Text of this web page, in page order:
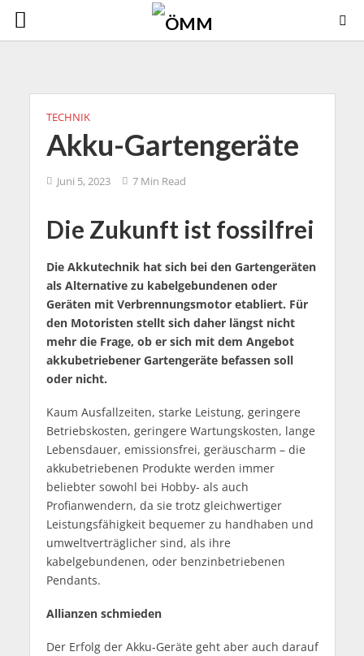
TECHNIK
Akku-Gartengeräte
Juni 5, 2023 7 Min Read
Die Zukunft ist fossilfrei
Die Akkutechnik hat sich bei den Gartengeräten
als Alternative zu kabelgebundenen oder
Geräten mit Verbrennungsmotor etabliert. Für
den Motoristen stellt sich daher längst nicht
mehr die Frage, ob er sich mit dem Angebot
akkubetriebener Gartengeräte befassen soll
oder nicht.
Kaum Ausfallzeiten, starke Leistung, geringere
Betriebskosten, geringere Wartungskosten, lange
Lebensdauer, emissionsfrei, geräuscharm – die
akkubetriebenen Produkte werden immer
beliebter sowohl bei Hobby- als auch
Profianwendern, da sie trotz gleichwertiger
Leistungsfähigkeit bequemer zu handhaben und
umweltverträglicher sind, als ihre
kabelgebundenen, oder benzinbetriebenen
Pendants.
Allianzen schmieden
Der Erfolg der Akku-Geräte geht aber auch darauf